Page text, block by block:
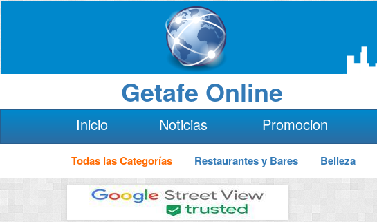
Getafe Online
Inicio Noticias Promocion
Todas las Categorías Restaurantes y Bares Belleza